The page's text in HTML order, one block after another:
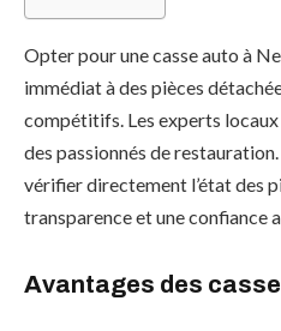
Opter pour une casse auto à
immédiat à des pièces
compétitifs. Les experts
des passionnés de
vérifier directement l’état des
transparence et une confiance
Avantages des